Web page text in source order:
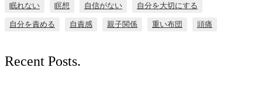
眠れない 瞑想 自信がない 自分を大切にする
自分を責める 自責感 親子関係 重い布団 頭痛
Recent Posts.